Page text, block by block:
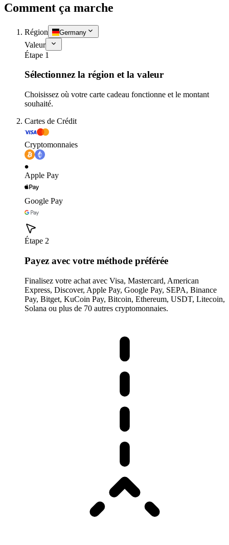
Comment ça marche
Région Germany
Valeur
Étape 1
Sélectionnez la région et la valeur
Choisissez où votre carte cadeau fonctionne et le montant
souhaité.
Cartes de Crédit
Cryptomonnaies
Apple Pay
Google Pay
Étape 2
Payez avec votre méthode préférée
Finalisez votre achat avec Visa, Mastercard, American
Express, Discover, Apple Pay, Google Pay, SEPA, Binance
Pay, Bitget, KuCoin Pay, Bitcoin, Ethereum, USDT, Litecoin,
Solana ou plus de 70 autres cryptomonnaies.